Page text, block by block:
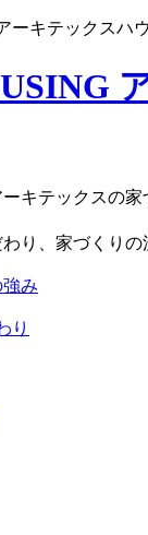
ーキテックスハ
ーキテックスの家
り、家づくり
み
り